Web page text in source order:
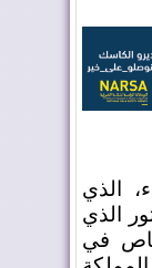
الذي
الذي
في